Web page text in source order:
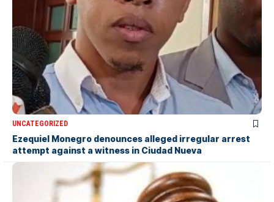
UNCATEGORIZED
Ezequiel Monegro denounces alleged irregular arrest
attempt against a witness in Ciudad Nueva